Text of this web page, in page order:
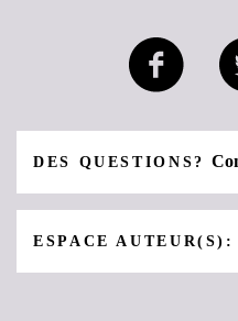
DES QUESTIONS?
ESPACE